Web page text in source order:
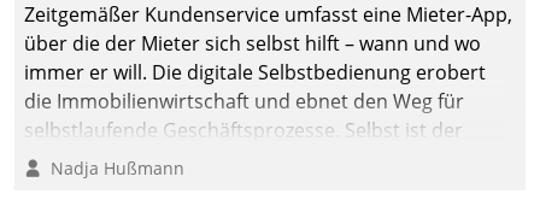
Zeitgemäßer Kundenservice umfasst eine Mieter-App,
über die der Mieter sich selbst hilft – wann und wo
immer er will. Die digitale Selbstbedienung erobert
die Immobilienwirtschaft und ebnet den Weg für
selbstlaufende Geschäftsprozesse. Selbst ist der
Kunde und smart der Serviceanbieter.
Nadja Hußmann